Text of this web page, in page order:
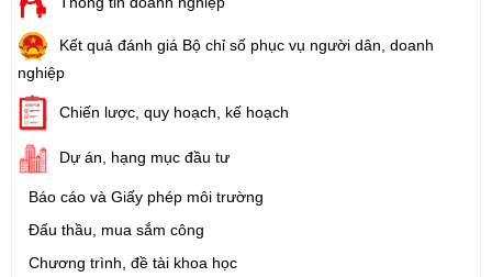
Kết quả đánh giá Bộ chỉ số phục vụ người dân, doanh
nghiệp
Chiến lược, quy hoạch, kế hoạch
Dự án, hạng mục đầu tư
Báo cáo và Giấy phép môi trường
Đấu thầu, mua sắm công
Chương trình, đề tài khoa học